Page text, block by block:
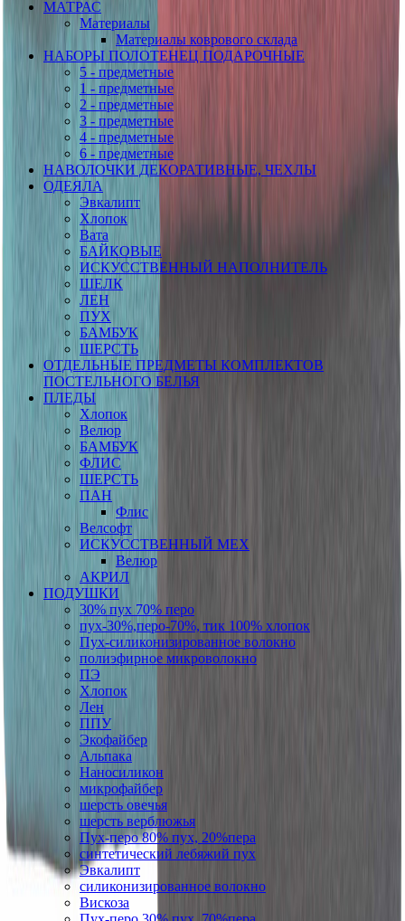
МАТРАС
Материалы
Материалы коврового склада
НАБОРЫ ПОЛОТЕНЕЦ ПОДАРОЧНЫЕ
5 - предметные
1 - предметные
2 - предметные
3 - предметные
4 - предметные
6 - предметные
НАВОЛОЧКИ ДЕКОРАТИВНЫЕ, ЧЕХЛЫ
ОДЕЯЛА
Эвкалипт
Хлопок
Вата
БАЙКОВЫЕ
ИСКУССТВЕННЫЙ НАПОЛНИТЕЛЬ
ШЕЛК
ЛЕН
ПУХ
БАМБУК
ШЕРСТЬ
ОТДЕЛЬНЫЕ ПРЕДМЕТЫ КОМПЛЕКТОВ
ПОСТЕЛЬНОГО БЕЛЬЯ
ПЛЕДЫ
Хлопок
Велюр
БАМБУК
ФЛИС
ШЕРСТЬ
ПАН
Флис
Велсофт
ИСКУССТВЕННЫЙ МЕХ
Велюр
АКРИЛ
ПОДУШКИ
30% пух 70% перо
пух-30%,перо-70%, тик 100% хлопок
Пух-силиконизированное волокно
полиэфирное микроволокно
ПЭ
Хлопок
Лен
ППУ
Экофайбер
Альпака
Наносиликон
микрофайбер
шерсть овечья
шерсть верблюжья
Пух-перо 80% пух, 20%пера
синтетический лебяжий пух
Эвкалипт
силиконизированное волокно
Вискоза